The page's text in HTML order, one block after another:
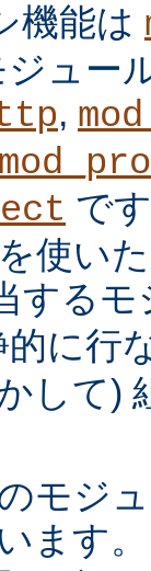
機能は
ュー
,
で
使い
するモ
的に行
して)
モジ
ます